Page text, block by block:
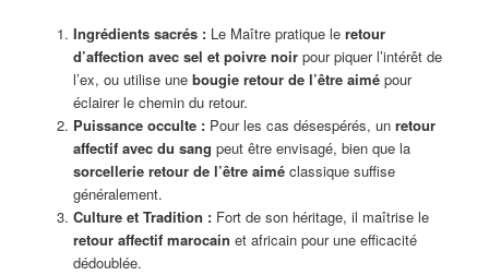
Ingrédients sacrés :Le Maître pratique le retour
d’affection avec sel et poivre noirpour piquer l’intérêt de
l’ex, ou utilise une bougie retour de l’être aimépour
éclairer le chemin du retour.
Puissance occulte :Pour les cas désespérés, un retour
affectif avec du sang peut être envisagé, bien que la
sorcellerie retour de l’être aiméclassique suffise
généralement.
Culture et Tradition :Fort de son héritage, il maîtrise le
retour affectif marocain et africain pour une efficacité
dédoublée.